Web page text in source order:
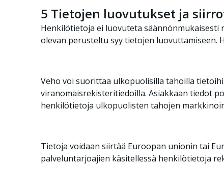
5 Tietojen luovutukset ja
Henkilötietoja ei luovuteta
olevan perusteltu syy tietojen luovuttamiseen.
Veho voi suorittaa ulkopuolisilla tahoilla
viranomaisrekisteritiedoilla. Asiakkaan tiedot
henkilötietoja ulkopuolisten tahojen
Tietoja voidaan siirtää Euroopan unionin tai
palveluntarjoajien käsitellessä henkilötietoja